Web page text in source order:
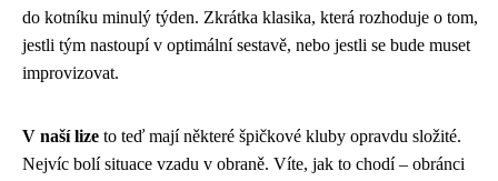
do kotníku minulý týden. Zkrátka klasika, která rozhoduje o tom,
jestli tým nastoupí v optimální sestavě, nebo jestli se bude muset
improvizovat.
V naší lize to teď mají některé špičkové kluby opravdu složité.
Nejvíc bolí situace vzadu v obraně. Víte, jak to chodí – obránci